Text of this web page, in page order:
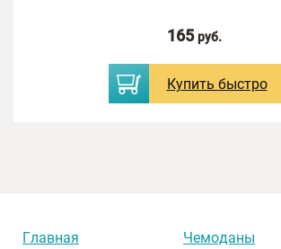
165 руб.
Купить быстро
Главная
Чемоданы